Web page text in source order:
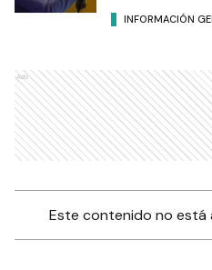
INFORMACIÓN
Ads
Este contenido no